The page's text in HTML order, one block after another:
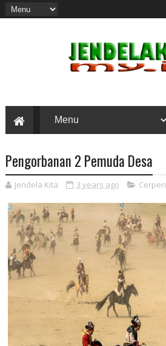
Pengorbanan 2 Pemuda Desa
Jendela Kita 3 years ago Cerpen